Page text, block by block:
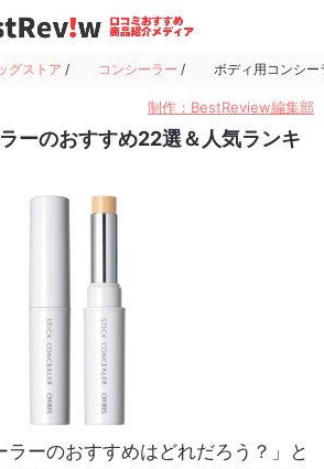
グストア / コンシーラー / ボディ用コンシ
制作：BestReview編集部
ーのおすすめ22選＆人気ランキ
ラーのおすすめはどれだろう？」と